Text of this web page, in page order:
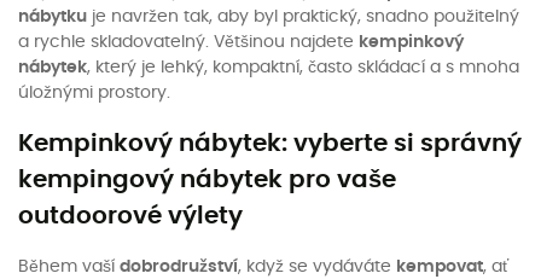
nábytku je navržen tak, aby byl praktický, snadno použitelný
a rychle skladovatelný. Většinou najdete kempinkový
nábytek, který je lehký, kompaktní, často skládací a s mnoha
úložnými prostory.
Kempinkový nábytek: vyberte si správný
kempingový nábytek pro vaše
outdoorové výlety
Během vaší dobrodružství, když se vydáváte kempovat, ať